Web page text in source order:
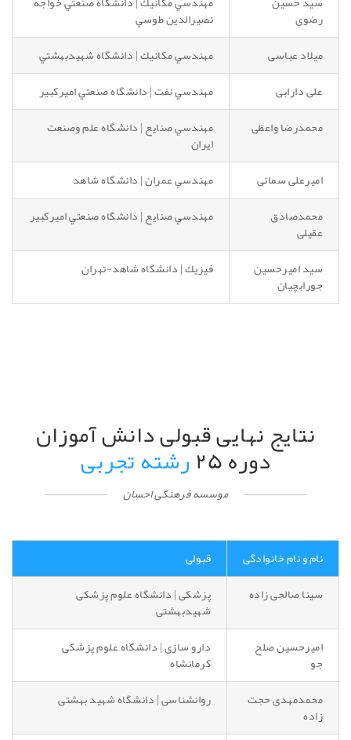
رضوی
نصيرالدين طوسي
میلاد عباسی
مهندسي مكانيك | دانشگاه شهيدبهشتي
علی دارابی
مهندسي نفت | دانشگاه صنعتي اميركبير
محمدرضا واعظی
مهندسي صنايع | دانشگاه علم وصنعت
ايران
امیرعلی سمائی
مهندسي عمران | دانشگاه شاهد
محمدصادق
عقیلی
مهندسي صنايع | دانشگاه صنعتي اميركبير
سید امیرحسین
جورابچیان
فيزيك | دانشگاه شاهد-تهران
نتایج نهایی قبولی دانش آموزان
دوره ۲۵ رشته تجربی
موسسه فرهنگی احسان
نام و نام خانوادگی
قبولی
سینا صالحی زاده
پزشکی | دانشگاه علوم پزشکی
شهیدبهشتی
امیرحسین صلح
جو
دارو سازی | دانشگاه علوم پزشکی
کرمانشاه
محمدمهدی حجت
زاده
روانشناسی | دانشگاه شهید بهشتی